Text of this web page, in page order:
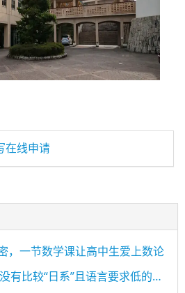
在线申请
，一节数学课让高中生爱上数论
• 【日本留学Q&A】有没有比较“日系”且语言要求低的高中？